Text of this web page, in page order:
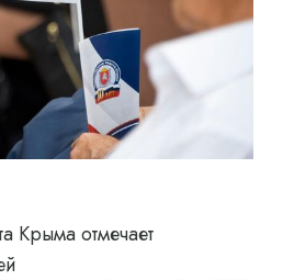
Крыма отмечает